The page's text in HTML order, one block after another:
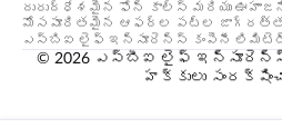
దురుద్ధేశమైన ఫోన్ కాల్స్ మరియు
మోసపూరితమైన ఆఫర్ల పట్ల జాగ్రత్తగా
ఎస్‌బిఐ లైఫ్ ఇన్సూరెన్స్ కంపెనీ
© 2026 ఎస్‌బీఐ లైఫ్
హక్కులు